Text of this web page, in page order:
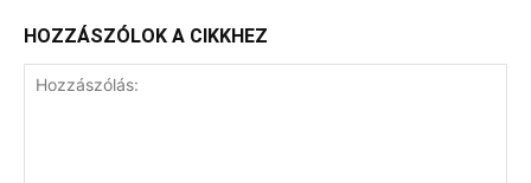
HOZZÁSZÓLOK A CIKKHEZ